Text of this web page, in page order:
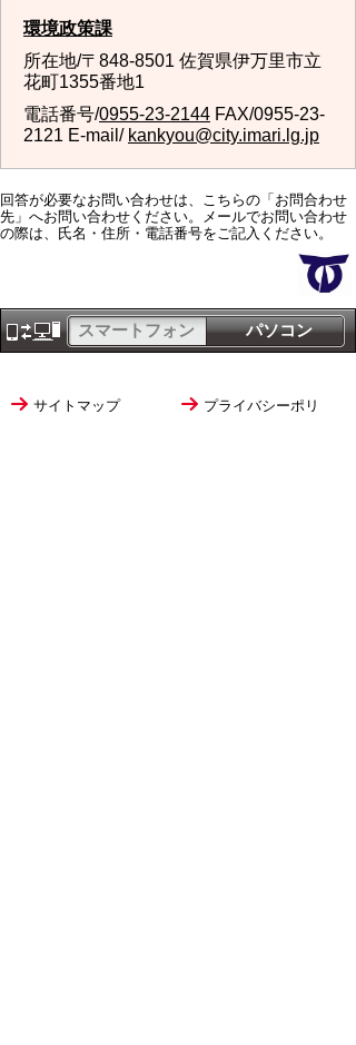
環境政策課
所在地/〒848-8501 佐賀県伊万里市立
花町1355番地1
電話番号/0955-23-2144 FAX/0955-23-
2121 E-mail/ kankyou@city.imari.lg.jp
回答が必要なお問い合わせは、こちらの「お問合わせ
先」へお問い合わせください。メールでお問い合わせ
の際は、氏名・住所・電話番号をご記入ください。
パソコン
スマートフォン
サイトマップ
プライバシーポリ